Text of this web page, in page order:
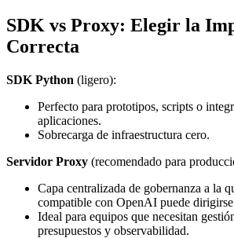
SDK vs Proxy: Elegir la
Correcta
SDK Python (ligero):
Perfecto para prototipos, scripts o
aplicaciones.
Sobrecarga de infraestructura cero.
Servidor Proxy (recomendado para
Capa centralizada de gobernanza a la
compatible con OpenAI puede
Ideal para equipos que necesitan
presupuestos y observabilidad.